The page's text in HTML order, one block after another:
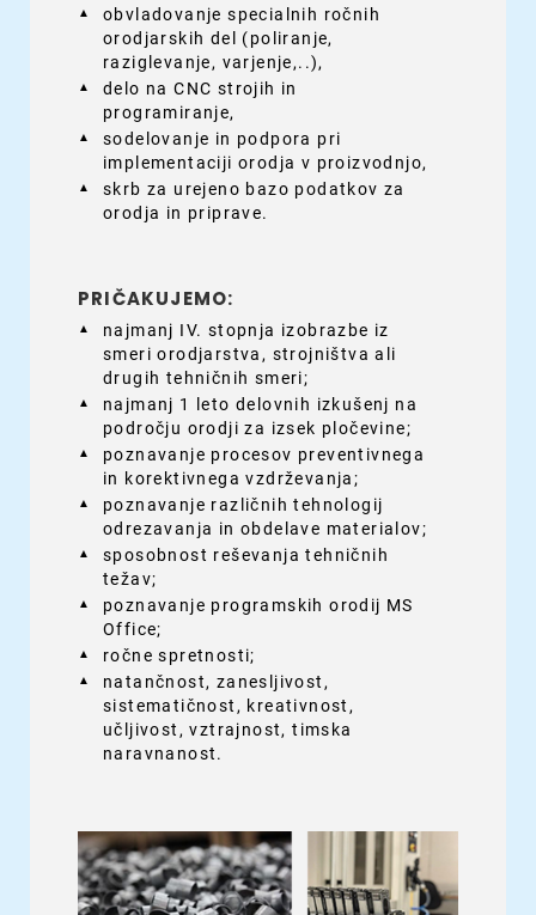
obvladovanje specialnih ročnih
orodjarskih del (poliranje,
raziglevanje, varjenje,..),
delo na CNC strojih in
programiranje,
sodelovanje in podpora pri
implementaciji orodja v proizvodnjo,
skrb za urejeno bazo podatkov za
orodja in priprave.
PRIČAKUJEMO:
najmanj IV. stopnja izobrazbe iz
smeri orodjarstva, strojništva ali
drugih tehničnih smeri;
najmanj 1 leto delovnih izkušenj na
področju orodji za izsek pločevine;
poznavanje procesov preventivnega
in korektivnega vzdrževanja;
poznavanje različnih tehnologij
odrezavanja in obdelave materialov;
sposobnost reševanja tehničnih
težav;
poznavanje programskih orodij MS
Office;
ročne spretnosti;
natančnost, zanesljivost,
sistematičnost, kreativnost,
učljivost, vztrajnost, timska
naravnanost.